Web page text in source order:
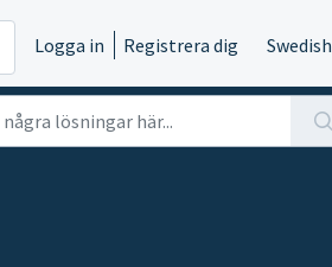
Logga in Registrera dig Swedish